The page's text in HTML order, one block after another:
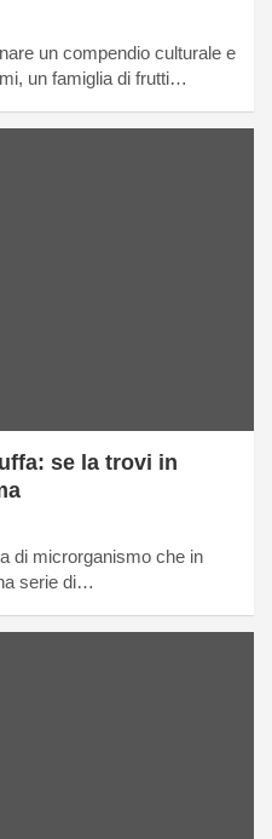
un compendio culturale e
un famiglia di frutti…
se la trovi in
di microrganismo che in
serie di…